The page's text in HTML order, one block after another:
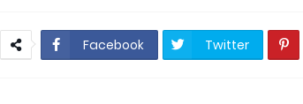
Facebook Twitter